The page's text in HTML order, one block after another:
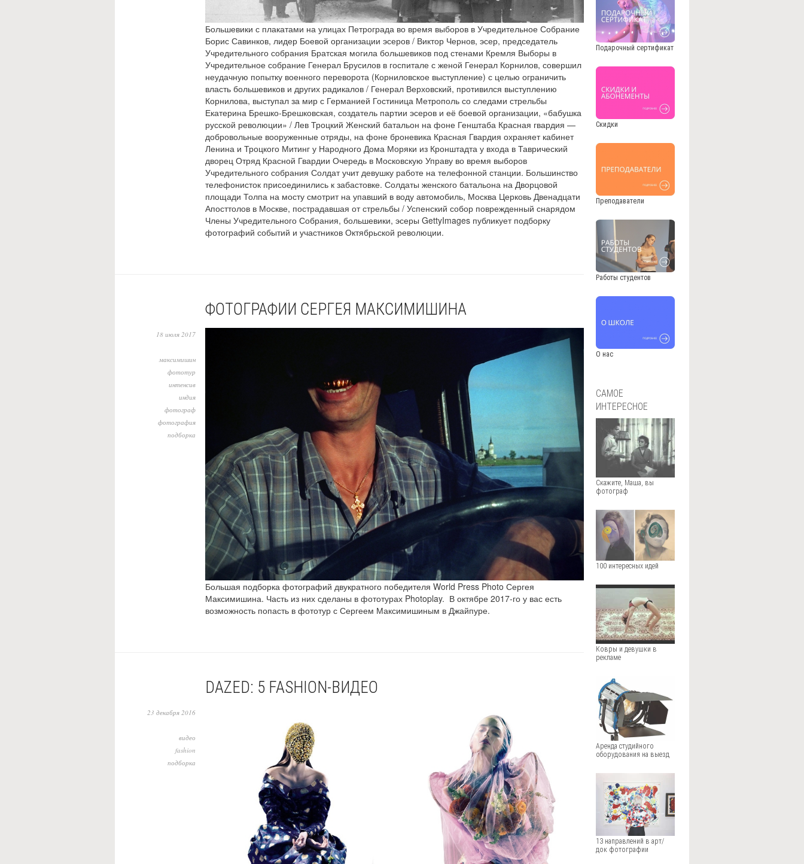
Большевики с плакатами на улицах Петрограда во время выборов в Учредительное Собрание
Борис Савинков, лидер Боевой организации эсеров / Виктор Чернов, эсер, председатель
Учредительного собрания Братская могила большевиков под стенами Кремля Выборы в
Учредительное собрание Генерал Брусилов в госпитале с женой Генерал Корнилов, совершил
неудачную попытку военного переворота (Корниловское выступление) с целью ограничить
власть большевиков и других радикалов / Генерал Верховский, противился выступлению
Корнилова, выступал за мир с Германией Гостиница Метрополь со следами стрельбы
Екатерина Брешко-Брешковская, создатель партии эсеров и её боевой организации, «бабушка
русской революции» / Лев Троцкий Женский батальон на фоне Генштаба Красная гвардия —
добровольные вооруженные отряды, на фоне броневика Красная Гвардия охраняет кабинет
Ленина и Троцкого Митинг у Народного Дома Моряки из Кронштадта у входа в Таврический
дворец Отряд Красной Гвардии Очередь в Московскую Управу во время выборов
Учредительного собрания Солдат учит девушку работе на телефонной станции. Большинство
телефонисток присоединились к забастовке. Солдаты женского батальона на Дворцовой
площади Толпа на мосту смотрит на упавший в воду автомобиль, Москва Церковь Двенадцати
Апосттолов в Москве, пострадавшая от стрельбы / Успенский собор поврежденный снарядом
Члены Учредительного Собрания, большевики, эсеры GettyImages публикует подборку
фотографий событий и участников Октябрьской революции.
ФОТОГРАФИИ СЕРГЕЯ МАКСИМИШИНА
18 июля 2017
максимишин
фототур
интенсив
индия
фотограф
фотография
подборка
Большая подборка фотографий двукратного победителя World Press Photo Сергея
Максимишина. Часть из них сделаны в фототурах Photoplay. В октябре 2017-го у вас есть
возможность попасть в фототур с Сергеем Максимишиным в Джайпуре.
DAZED: 5 FASHION-ВИДЕО
23 декабря 2016
видео
fashion
подборка
Подарочный сертификат
Скидки
Преподаватели
Работы студентов
О нас
САМОЕ
ИНТЕРЕСНОЕ
Скажите, Маша, вы
фотограф
100 интересных идей
Ковры и девушки в
рекламе
Аренда студийного
оборудования на выезд
13 направлений в арт/
док фотографии